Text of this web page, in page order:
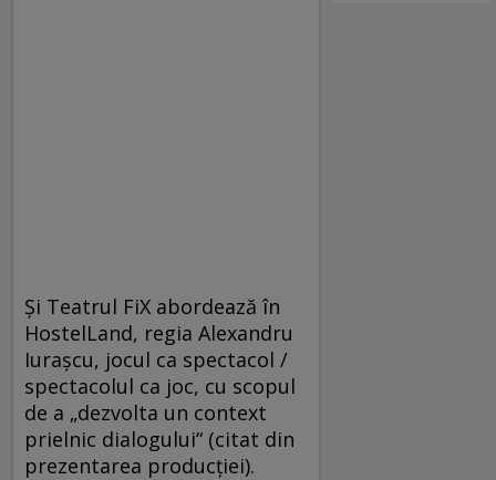
Şi Teatrul FiX abordează în
HostelLand, regia Alexandru
Iuraşcu, jocul ca spectacol /
spectacolul ca joc, cu scopul
de a „dezvolta un context
prielnic dialogului“ (citat din
prezentarea producţiei).